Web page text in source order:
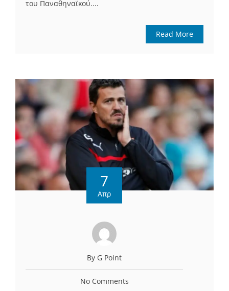
του Παναθηναϊκού....
Read More
7
Απρ
By G Point
No Comments